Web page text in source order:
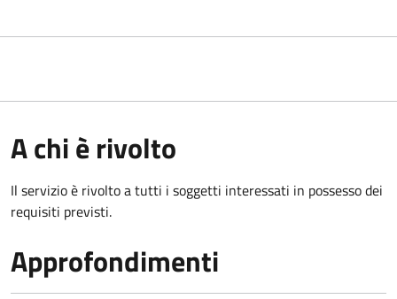
A chi è rivolto
Il servizio è rivolto a tutti i soggetti interessati in possesso dei
requisiti previsti.
Approfondimenti